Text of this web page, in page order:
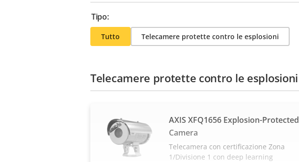
Tipo:
Tutto Telecamere protette contro le esplosioni
Telecamere protette contro le esplosioni
AXIS XFQ1656 Explosion-Protected
Camera
Telecamera con certificazione Zona
1/Divisione 1 con deep learning